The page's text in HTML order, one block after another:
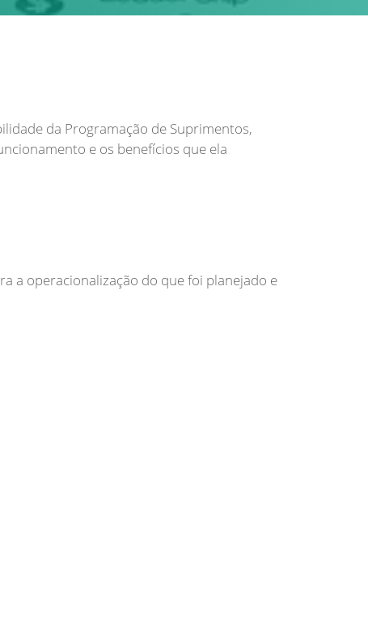
da Programação de Suprimentos,
e os benefícios que ela
a operacionalização do que foi planejado e